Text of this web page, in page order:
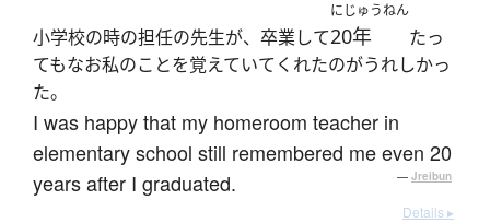
小学校の時の担任の先生が、卒業して
にじゅうねん
20年
たっ
てもなお私のことを覚えていてくれたのがうれしかっ
た。
I was happy that my homeroom teacher in
elementary school still remembered me even 20
years after I graduated.
— Jreibun
Details ▸